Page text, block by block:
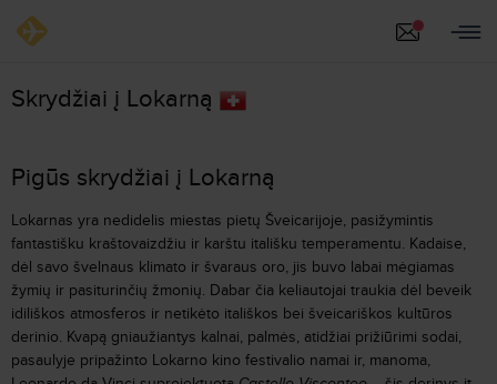
Skrydžiai į Lokarną
Pigūs skrydžiai į Lokarną
Lokarnas yra nedidelis miestas pietų Šveicarijoje, pasižymintis
fantastišku kraštovaizdžiu ir karštu itališku temperamentu. Kadaise,
dėl savo švelnaus klimato ir švaraus oro, jis buvo labai mėgiamas
žymių ir pasiturinčių žmonių. Dabar čia keliautojai traukia dėl beveik
idiliškos atmosferos ir netikėto itališkos bei šveicariškos kultūros
derinio. Kvapą gniaužiantys kalnai, palmės, atidžiai prižiūrimi sodai,
pasaulyje pripažinto Lokarno kino festivalio namai ir, manoma,